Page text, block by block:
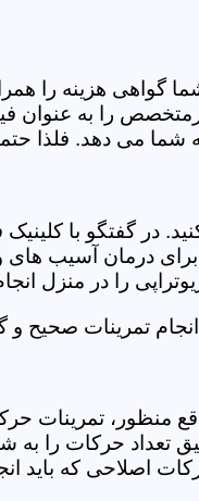
گواهی هزینه را
را به عنوان
می دهد. فلذا
در گفتگو با
درمان آسیب های
را در منزل
تمرینات صحیح و
منظور،
تعداد حرکات را به
اصلاحی که باید